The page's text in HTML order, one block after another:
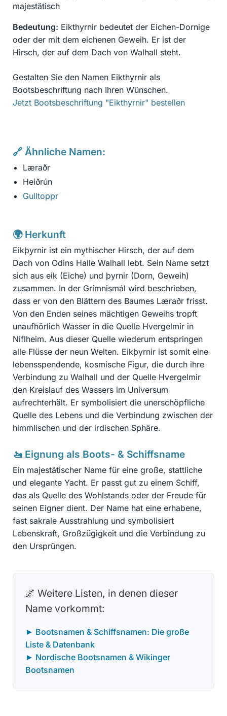
majestätisch
Bedeutung: Eikthyrnir bedeutet der Eichen-Dornige
oder der mit dem eichenen Geweih. Er ist der
Hirsch, der auf dem Dach von Walhall steht.
Gestalten Sie den Namen Eikthyrnir als
Bootsbeschriftung nach Ihren Wünschen.
Jetzt Bootsbeschriftung "Eikthyrnir" bestellen
🔗 Ähnliche Namen:
Læraðr
Heiðrún
Gulltoppr
🌍 Herkunft
Eikþyrnir ist ein mythischer Hirsch, der auf dem
Dach von Odins Halle Walhall lebt. Sein Name setzt
sich aus eik (Eiche) und þyrnir (Dorn, Geweih)
zusammen. In der Grímnismál wird beschrieben,
dass er von den Blättern des Baumes Læraðr frisst.
Von den Enden seines mächtigen Geweihs tropft
unaufhörlich Wasser in die Quelle Hvergelmir in
Niflheim. Aus dieser Quelle wiederum entspringen
alle Flüsse der neun Welten. Eikþyrnir ist somit eine
lebensspendende, kosmische Figur, die durch ihre
Verbindung zu Walhall und der Quelle Hvergelmir
den Kreislauf des Wassers im Universum
aufrechterhält. Er symbolisiert die unerschöpfliche
Quelle des Lebens und die Verbindung zwischen der
himmlischen und der irdischen Sphäre.
🚤 Eignung als Boots- & Schiffsname
Ein majestätischer Name für eine große, stattliche
und elegante Yacht. Er passt gut zu einem Schiff,
das als Quelle des Wohlstands oder der Freude für
seinen Eigner dient. Der Name hat eine erhabene,
fast sakrale Ausstrahlung und symbolisiert
Lebenskraft, Großzügigkeit und die Verbindung zu
den Ursprüngen.
🌌 Weitere Listen, in denen dieser
Name vorkommt:
► Bootsnamen & Schiffsnamen: Die große
Liste & Datenbank
► Nordische Bootsnamen & Wikinger
Bootsnamen